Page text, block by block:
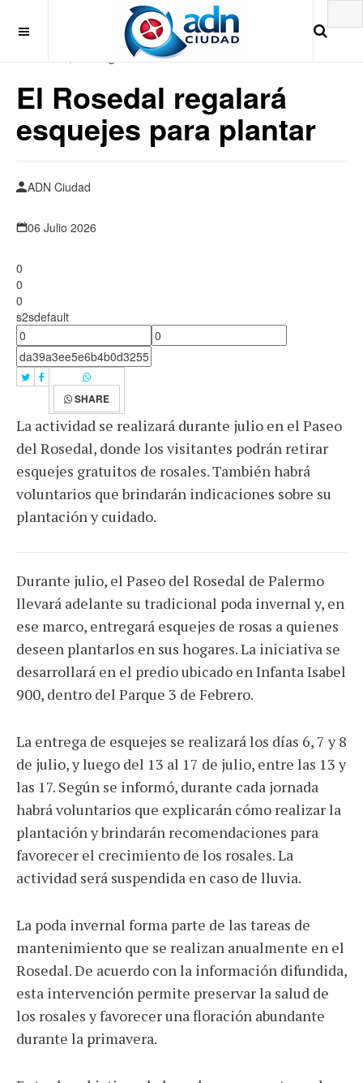
Miércoles , 5 de Agosto 2026
El Rosedal regalará
esquejes para plantar
ADN Ciudad
06 Julio 2026
0
0
0
s2sdefault
SHARE
La actividad se realizará durante julio en el Paseo
del Rosedal, donde los visitantes podrán retirar
esquejes gratuitos de rosales. También habrá
voluntarios que brindarán indicaciones sobre su
plantación y cuidado.
Durante julio, el Paseo del Rosedal de Palermo
llevará adelante su tradicional poda invernal y, en
ese marco, entregará esquejes de rosas a quienes
deseen plantarlos en sus hogares. La iniciativa se
desarrollará en el predio ubicado en Infanta Isabel
900, dentro del Parque 3 de Febrero.
La entrega de esquejes se realizará los días 6, 7 y 8
de julio, y luego del 13 al 17 de julio, entre las 13 y
las 17. Según se informó, durante cada jornada
habrá voluntarios que explicarán cómo realizar la
plantación y brindarán recomendaciones para
favorecer el crecimiento de los rosales. La
actividad será suspendida en caso de lluvia.
La poda invernal forma parte de las tareas de
mantenimiento que se realizan anualmente en el
Rosedal. De acuerdo con la información difundida,
esta intervención permite preservar la salud de
los rosales y favorecer una floración abundante
durante la primavera.